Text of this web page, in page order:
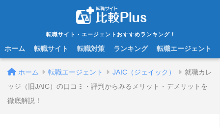
転職サイト・エージェントおすすめランキング！
ホーム 転職サイト 転職対策 ランキング 転職エージェント
ホーム 転職エージェント JAIC（ジェイック）
就職カレ
ッジ（旧JAIC）の口コミ・評判からみるメリット・デメリットを
徹底解説！